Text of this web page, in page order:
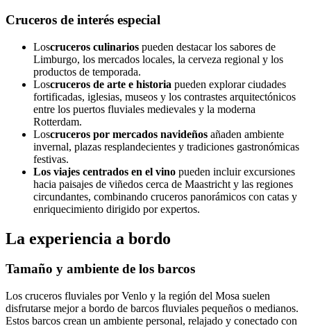
Cruceros de interés especial
Loscruceros culinarios pueden destacar los sabores de
Limburgo, los mercados locales, la cerveza regional y los
productos de temporada.
Loscruceros de arte e historia pueden explorar ciudades
fortificadas, iglesias, museos y los contrastes arquitectónicos
entre los puertos fluviales medievales y la moderna
Rotterdam.
Loscruceros por mercados navideños añaden ambiente
invernal, plazas resplandecientes y tradiciones gastronómicas
festivas.
Los viajes centrados en el vino pueden incluir excursiones
hacia paisajes de viñedos cerca de Maastricht y las regiones
circundantes, combinando cruceros panorámicos con catas y
enriquecimiento dirigido por expertos.
La experiencia a bordo
Tamaño y ambiente de los barcos
Los cruceros fluviales por Venlo y la región del Mosa suelen
disfrutarse mejor a bordo de barcos fluviales pequeños o medianos.
Estos barcos crean un ambiente personal, relajado y conectado con